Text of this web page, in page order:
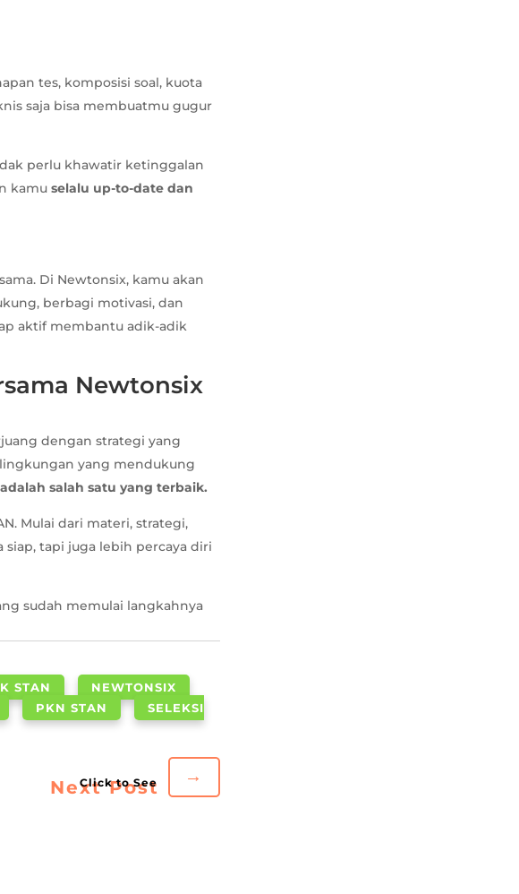
tes, komposisi soal, kuota
saja bisa membuatmu gugur
perlu khawatir ketinggalan
kamuselalu up-to-date dan
Di Newtonsix, kamu akan
berbagi motivasi, dan
aktif membantu adik-adik
Newtonsix
dengan strategi yang
yang mendukung
salah satu yang terbaik.
Mulai dari materi, strategi,
tapi juga lebih percaya diri
sudah memulai langkahnya
STAN
NEWTONSIX
PKN STAN
SELEKSI
Next Post
→